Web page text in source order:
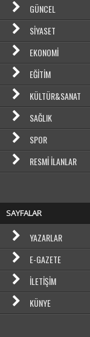
GÜNCEL
SIYASET
EKONOMI
EĞITIM
KÜLTÜR&SANAT
SAĞLIK
SPOR
RESMI İLANLAR
SAYFALAR
YAZARLAR
E-GAZETE
İLETIŞIM
KÜNYE